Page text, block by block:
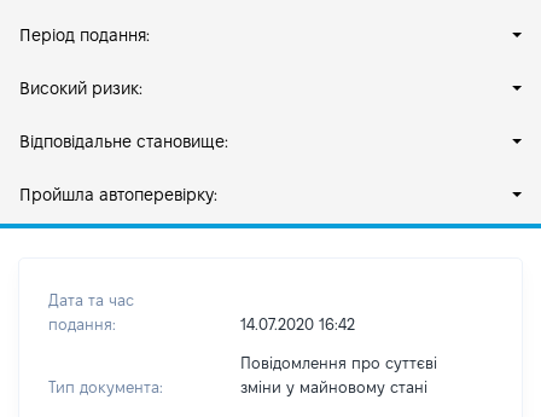
Період подання:
Високий ризик:
Відповідальне становище:
Пройшла автоперевірку:
Дата та час
подання:
14.07.2020 16:42
Тип документа:
Повідомлення про суттєві
зміни y майновому стані